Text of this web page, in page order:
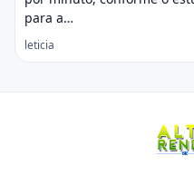
para a…
leticia